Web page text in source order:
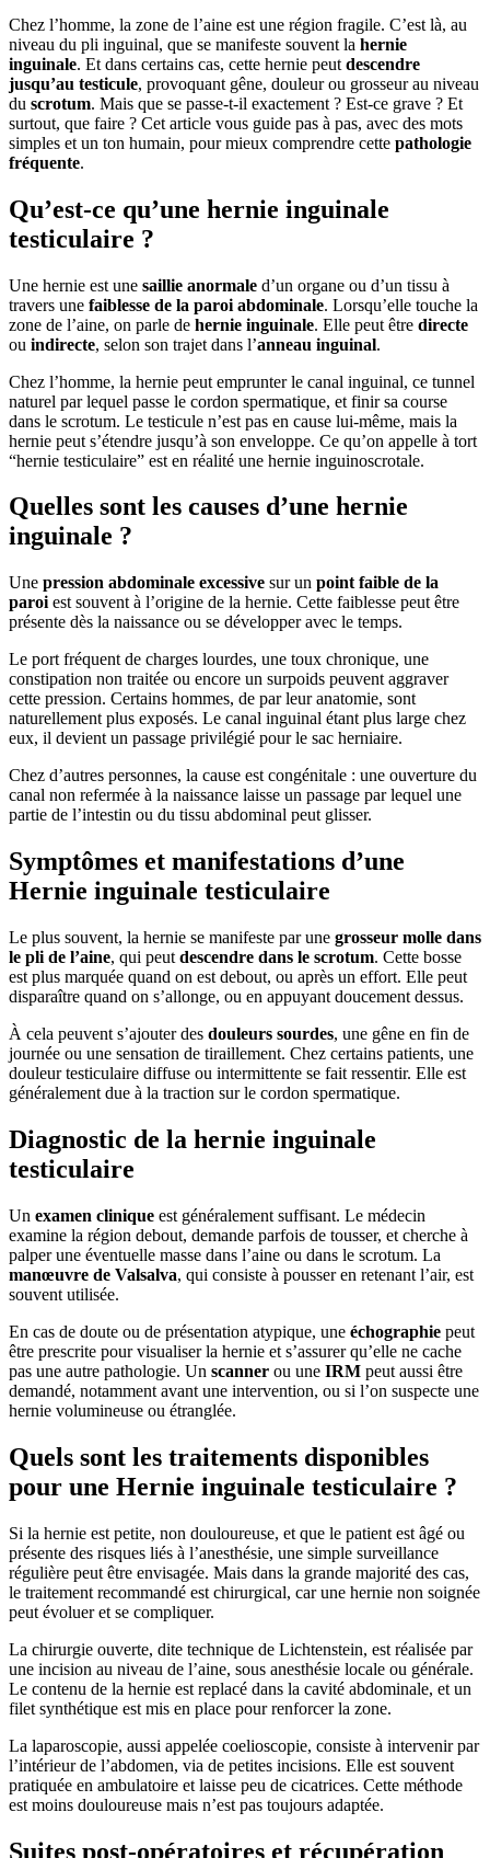
Chez l’homme, la zone de l’aine est une région fragile. C’est là, au
niveau du pli inguinal, que se manifeste souvent la hernie
inguinale. Et dans certains cas, cette hernie peut descendre
jusqu’au testicule, provoquant gêne, douleur ou grosseur au niveau
du scrotum. Mais que se passe-t-il exactement ? Est-ce grave ? Et
surtout, que faire ? Cet article vous guide pas à pas, avec des mots
simples et un ton humain, pour mieux comprendre cette pathologie
fréquente.
Qu’est-ce qu’une hernie inguinale
testiculaire ?
Une hernie est une saillie anormale d’un organe ou d’un tissu à
travers une faiblesse de la paroi abdominale. Lorsqu’elle touche la
zone de l’aine, on parle de hernie inguinale. Elle peut être directe
ou indirecte, selon son trajet dans l’anneau inguinal.
Chez l’homme, la hernie peut emprunter le canal inguinal, ce tunnel
naturel par lequel passe le cordon spermatique, et finir sa course
dans le scrotum. Le testicule n’est pas en cause lui-même, mais la
hernie peut s’étendre jusqu’à son enveloppe. Ce qu’on appelle à tort
“hernie testiculaire” est en réalité une hernie inguinoscrotale.
Quelles sont les causes d’une hernie
inguinale ?
Une pression abdominale excessive sur un point faible de la
paroi est souvent à l’origine de la hernie. Cette faiblesse peut être
présente dès la naissance ou se développer avec le temps.
Le port fréquent de charges lourdes, une toux chronique, une
constipation non traitée ou encore un surpoids peuvent aggraver
cette pression. Certains hommes, de par leur anatomie, sont
naturellement plus exposés. Le canal inguinal étant plus large chez
eux, il devient un passage privilégié pour le sac herniaire.
Chez d’autres personnes, la cause est congénitale : une ouverture du
canal non refermée à la naissance laisse un passage par lequel une
partie de l’intestin ou du tissu abdominal peut glisser.
Symptômes et manifestations d’une
Hernie inguinale testiculaire
Le plus souvent, la hernie se manifeste par une grosseur molle dans
le pli de l’aine, qui peut descendre dans le scrotum. Cette bosse
est plus marquée quand on est debout, ou après un effort. Elle peut
disparaître quand on s’allonge, ou en appuyant doucement dessus.
À cela peuvent s’ajouter des douleurs sourdes, une gêne en fin de
journée ou une sensation de tiraillement. Chez certains patients, une
douleur testiculaire diffuse ou intermittente se fait ressentir. Elle est
généralement due à la traction sur le cordon spermatique.
Diagnostic de la hernie inguinale
testiculaire
Un examen clinique est généralement suffisant. Le médecin
examine la région debout, demande parfois de tousser, et cherche à
palper une éventuelle masse dans l’aine ou dans le scrotum. La
manœuvre de Valsalva, qui consiste à pousser en retenant l’air, est
souvent utilisée.
En cas de doute ou de présentation atypique, une échographie peut
être prescrite pour visualiser la hernie et s’assurer qu’elle ne cache
pas une autre pathologie. Un scanner ou une IRM peut aussi être
demandé, notamment avant une intervention, ou si l’on suspecte une
hernie volumineuse ou étranglée.
Quels sont les traitements disponibles
pour une Hernie inguinale testiculaire ?
Si la hernie est petite, non douloureuse, et que le patient est âgé ou
présente des risques liés à l’anesthésie, une simple surveillance
régulière peut être envisagée. Mais dans la grande majorité des cas,
le traitement recommandé est chirurgical, car une hernie non soignée
peut évoluer et se compliquer.
La chirurgie ouverte, dite technique de Lichtenstein, est réalisée par
une incision au niveau de l’aine, sous anesthésie locale ou générale.
Le contenu de la hernie est replacé dans la cavité abdominale, et un
filet synthétique est mis en place pour renforcer la zone.
La laparoscopie, aussi appelée coelioscopie, consiste à intervenir par
l’intérieur de l’abdomen, via de petites incisions. Elle est souvent
pratiquée en ambulatoire et laisse peu de cicatrices. Cette méthode
est moins douloureuse mais n’est pas toujours adaptée.
Suites post-opératoires et récupération